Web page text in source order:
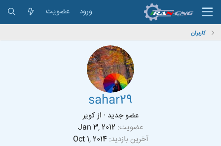
ورود عضویت
کاربران
sahar29
عضو جدید · ازکویر
عضویت Jan 3, 2012
آخرین بازدید Oct 1, 2014